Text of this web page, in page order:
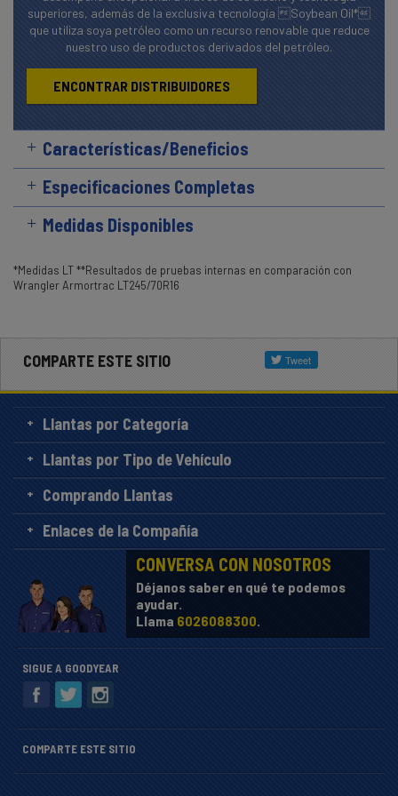
superiores, además de la exclusiva tecnología Soybean Oil*
que utiliza soya petróleo como un recurso renovable que reduce
nuestro uso de productos derivados del petróleo.
ENCONTRAR DISTRIBUIDORES
Características/Beneficios
Especificaciones Completas
Medidas Disponibles
*Medidas LT **Resultados de pruebas internas en comparación con
Wrangler Armortrac LT245/70R16
COMPARTE ESTE SITIO
Llantas por Categoría
Llantas por Tipo de Vehículo
Comprando Llantas
Enlaces de la Compañía
CONVERSA CON NOSOTROS
Déjanos saber en qué te podemos
ayudar.
Llama 6026088300.
SIGUE A GOODYEAR
COMPARTE ESTE SITIO